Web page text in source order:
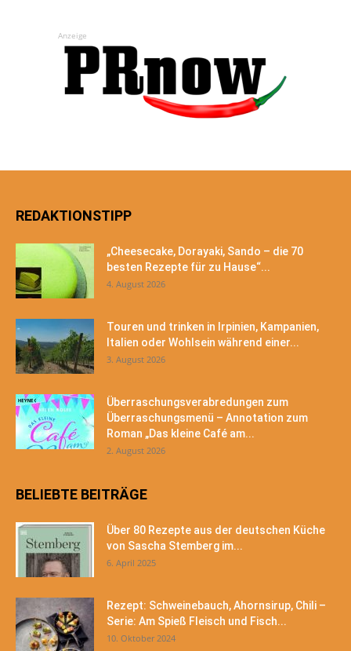
Anzeige
REDAKTIONSTIPP
„Cheesecake, Dorayaki, Sando – die 70
besten Rezepte für zu Hause“...
4. August 2026
Touren und trinken in Irpinien, Kampanien,
Italien oder Wohlsein während einer...
3. August 2026
Überraschungsverabredungen zum
Überraschungsmenü – Annotation zum
Roman „Das kleine Café am...
2. August 2026
BELIEBTE BEITRÄGE
Über 80 Rezepte aus der deutschen Küche
von Sascha Stemberg im...
6. April 2025
Rezept: Schweinebauch, Ahornsirup, Chili –
Serie: Am Spieß Fleisch und Fisch...
10. Oktober 2024